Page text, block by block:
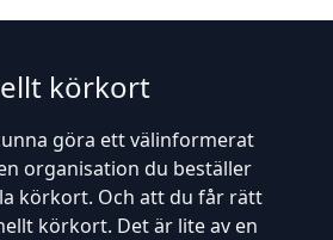
körkort
göra ett välinformerat
organisation du beställer
körkort. Och att du får rätt
körkort. Det är lite av en